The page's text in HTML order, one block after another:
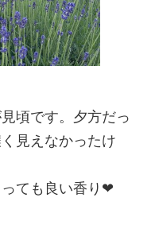
頃です。夕方だっ
見えなかったけ
ても良い香り❤